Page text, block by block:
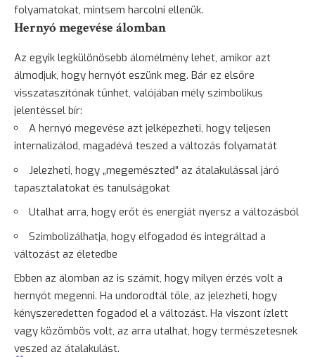
folyamatokat, mintsem harcolni ellenük.
Hernyó megevése álomban
Az egyik legkülönösebb álomélmény lehet, amikor azt
álmodjuk, hogy hernyót eszünk meg. Bár ez elsőre
visszataszítónak tűnhet, valójában mély szimbolikus
jelentéssel bír:
A hernyó megevése azt jelképezheti, hogy teljesen
internalizálod, magadévá teszed a változás folyamatát
Jelezheti, hogy „megemészted” az átalakulással járó
tapasztalatokat és tanulságokat
Utalhat arra, hogy erőt és energiát nyersz a változásból
Szimbolizálhatja, hogy elfogadod és integráltad a
változást az életedbe
Ebben az álomban az is számít, hogy milyen érzés volt a
hernyót megenni. Ha undorodtál tőle, az jelezheti, hogy
kényszeredetten fogadod el a változást. Ha viszont ízlett
vagy közömbös volt, az arra utalhat, hogy természetesnek
veszed az átalakulást.